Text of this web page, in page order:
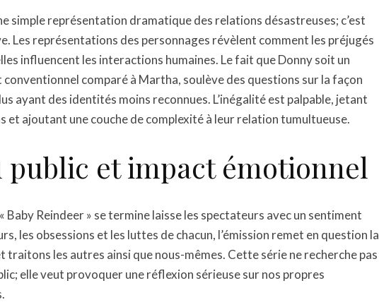
simple représentation dramatique des relations désastreuses; c’est
Les représentations des personnages révèlent comment les préjugés
influencent les interactions humaines. Le fait que Donny soit un
comparé à Martha, soulève des questions sur la façon
ayant des identités moins reconnues. L’inégalité est palpable, jetant
et ajoutant une couche de complexité à leur relation tumultueuse.
public et impact émotionnel
Baby Reindeer » se termine laisse les spectateurs avec un sentiment
les obsessions et les luttes de chacun, l’émission remet en question la
traitons les autres ainsi que nous-mêmes. Cette série ne recherche pas
elle veut provoquer une réflexion sérieuse sur nos propres